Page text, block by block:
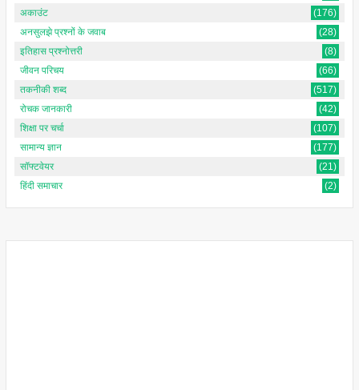
अकाउंट
(176)
अनसुलझे प्रश्नों के जवाब
(28)
इतिहास प्रश्नोत्तरी
(8)
जीवन परिचय
(66)
तकनीकी शब्द
(517)
रोचक जानकारी
(42)
शिक्षा पर चर्चा
(107)
सामान्य ज्ञान
(177)
सॉफ्टवेयर
(21)
हिंदी समाचार
(2)